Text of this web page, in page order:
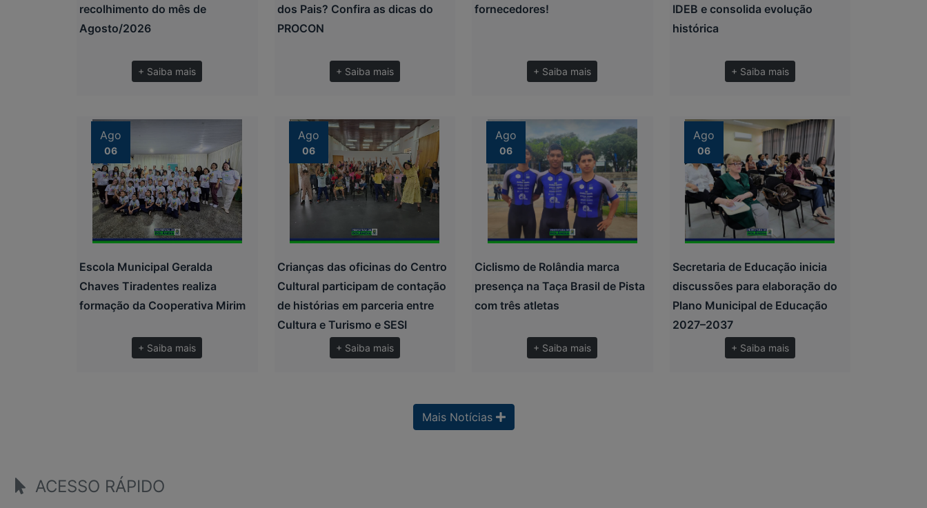
recolhimento do mês de
Agosto/2026
+ Saiba mais
dos Pais? Confira as dicas do
PROCON
+ Saiba mais
fornecedores!
+ Saiba mais
IDEB e consolida evolução
histórica
+ Saiba mais
Ago
06
Escola Municipal Geralda
Chaves Tiradentes realiza
formação da Cooperativa Mirim
+ Saiba mais
Ago
06
Crianças das oficinas do Centro
Cultural participam de contação
de histórias em parceria entre
Cultura e Turismo e SESI
+ Saiba mais
Ago
06
Ciclismo de Rolândia marca
presença na Taça Brasil de Pista
com três atletas
+ Saiba mais
Ago
06
Secretaria de Educação inicia
discussões para elaboração do
Plano Municipal de Educação
2027–2037
+ Saiba mais
Mais Notícias
ACESSO RÁPIDO